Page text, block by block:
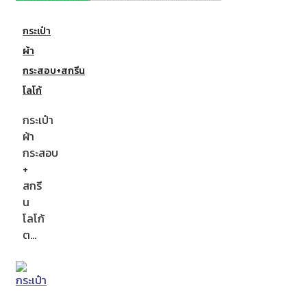
กระเป๋า
ผ้า
กระสอบ+สกรีน
โลโก้
กระเป๋า
ผ้า
กระสอบ
+
สกรี
น
โลโก้
ต…